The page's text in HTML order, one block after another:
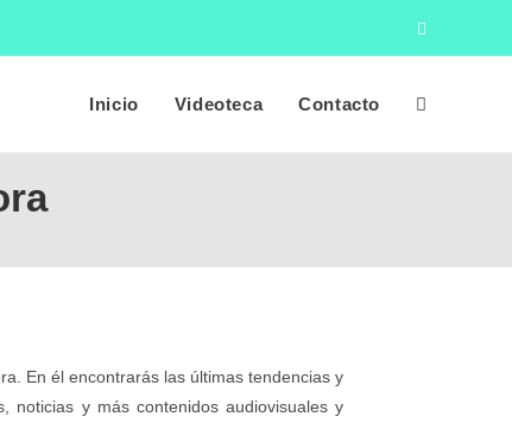
Inicio Videoteca Contacto
En él encontrarás las últimas tendencias y
noticias y más contenidos audiovisuales y